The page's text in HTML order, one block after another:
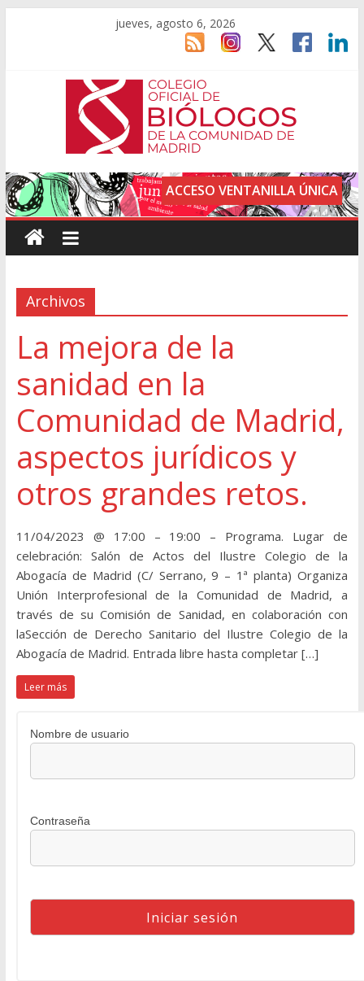
jueves, agosto 6, 2026
ACCESO VENTANILLA ÚNICA
Archivos
La mejora de la
sanidad en la
Comunidad de Madrid,
aspectos jurídicos y
otros grandes retos.
11/04/2023 @ 17:00 – 19:00 – Programa. Lugar de
celebración: Salón de Actos del Ilustre Colegio de la
Abogacía de Madrid (C/ Serrano, 9 – 1ª planta) Organiza
Unión Interprofesional de la Comunidad de Madrid, a
través de su Comisión de Sanidad, en colaboración con
laSección de Derecho Sanitario del Ilustre Colegio de la
Abogacía de Madrid. Entrada libre hasta completar […]
Leer más
Nombre de usuario
Contraseña